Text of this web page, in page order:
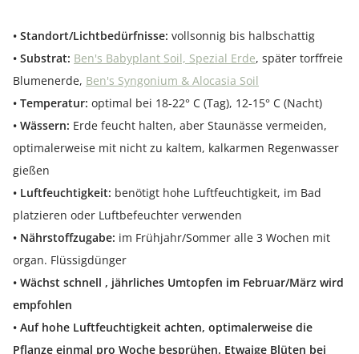
• Standort/Lichtbedürfnisse: vollsonnig bis halbschattig
• Substrat: Ben's Babyplant Soil, Spezial Erde, später torffreie
Blumenerde, Ben's Syngonium & Alocasia Soil
• Temperatur: optimal bei 18-22° C (Tag), 12-15° C (Nacht)
• Wässern: Erde feucht halten, aber Staunässe vermeiden,
optimalerweise mit nicht zu kaltem, kalkarmen Regenwasser
gießen
• Luftfeuchtigkeit: benötigt hohe Luftfeuchtigkeit, im Bad
platzieren oder Luftbefeuchter verwenden
• Nährstoffzugabe: im Frühjahr/Sommer alle 3 Wochen mit
organ. Flüssigdünger
• Wächst schnell , jährliches Umtopfen im Februar/März wird
empfohlen
• Auf hohe Luftfeuchtigkeit achten, optimalerweise die
Pflanze einmal pro Woche besprühen. Etwaige Blüten bei